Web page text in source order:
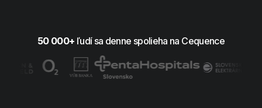
50 000+ ľudí sa denne spolieha na Cequence